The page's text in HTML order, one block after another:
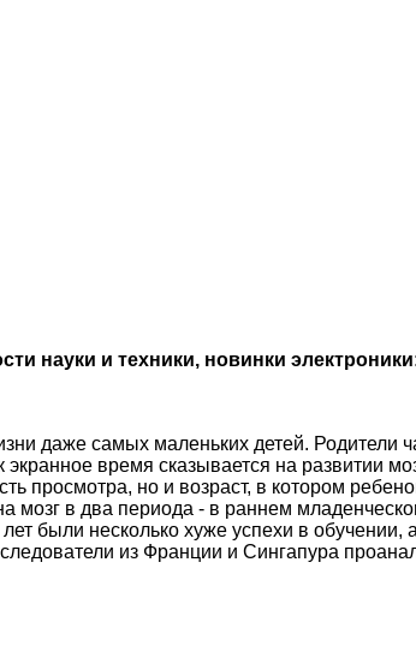
науки и техники, новинки
даже самых маленьких детей. Родители
время сказывается на развитии
просмотра, но и возраст, в котором
мозг в два периода - в раннем
были несколько хуже успехи в обучении,
из Франции и Сингапура